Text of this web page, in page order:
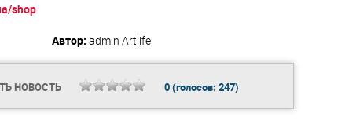
shop
Автор: admin Artlife
НОВОСТЬ 0(голосов: 247)